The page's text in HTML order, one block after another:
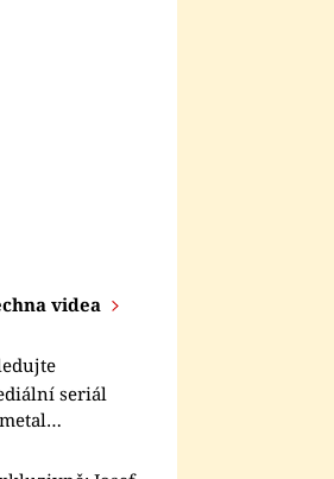
videa
seriál